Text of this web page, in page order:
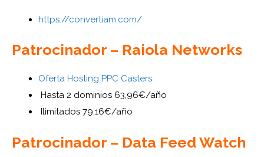
https://convertiam.com/
Patrocinador – Raiola Networks
Oferta Hosting PPC Casters
Hasta 2 dominios 63,96€/año
Ilimitados 79,16€/año
Patrocinador – Data Feed Watch